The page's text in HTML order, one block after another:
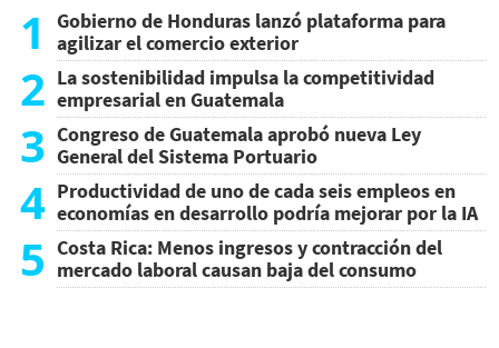
1
Gobierno de Honduras lanzó plataforma para
agilizar el comercio exterior
2 La sostenibilidad impulsa la competitividad
empresarial en Guatemala
3 Congreso de Guatemala aprobó nueva Ley
General del Sistema Portuario
4 Productividad de uno de cada seis empleos en
economías en desarrollo podría mejorar por la IA
5 Costa Rica: Menos ingresos y contracción del
mercado laboral causan baja del consumo